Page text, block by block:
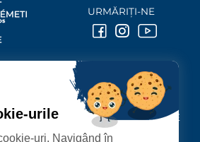
MUNICIPIULUI
NR. 1 CORP M, 440026 SATU MARE
URMĂRIȚI-NE
urile
uri. Navigând în